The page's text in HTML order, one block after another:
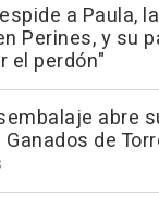
a Paula,
Perines, y su
el perdón"
abre
de